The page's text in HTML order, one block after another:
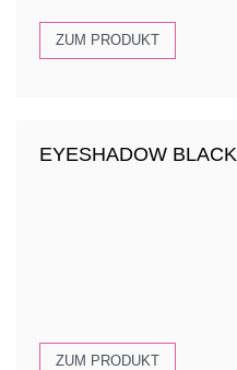
ZUM PRODUKT
EYESHADOW BLACK
ZUM PRODUKT